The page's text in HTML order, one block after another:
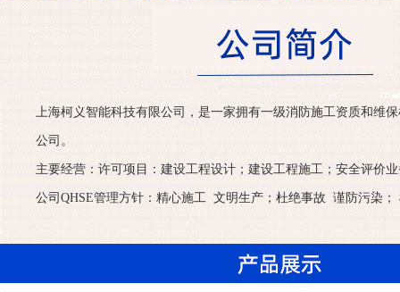
上海柯义智能科技有限公司，是一家拥有一级消防施工资质和维
公司。
主要经营：许可项目：建设工程设计；建设工程施工；安全评价
公司QHSE管理方针：精心施工 文明生产；杜绝事故 谨防污染